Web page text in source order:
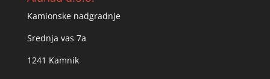
Kamionske nadgradnje
Srednja vas 7a
1241 Kamnik